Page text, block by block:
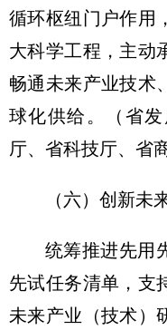
循环枢纽门户作用
大科学工程，主动
畅通未来产业技术
球化供给。
（省
厅、省科技厅、省
（六）创新未
统筹推进先用
先试任务清单，支
未来产业（技术）